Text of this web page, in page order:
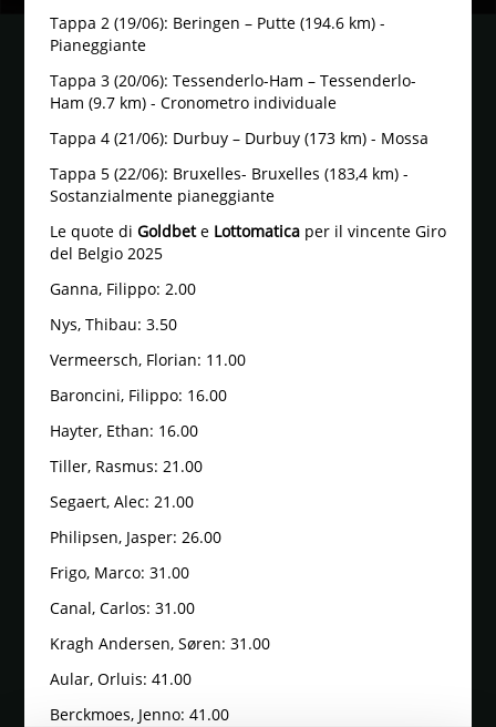
Tappa 2 (19/06): Beringen – Putte (194.6 km) -
Pianeggiante
Tappa 3 (20/06): Tessenderlo-Ham – Tessenderlo-
Ham (9.7 km) - Cronometro individuale
Tappa 4 (21/06): Durbuy – Durbuy (173 km) - Mossa
Tappa 5 (22/06): Bruxelles- Bruxelles (183,4 km) -
Sostanzialmente pianeggiante
Le quote di GoldbeteLottomatica per il vincente Giro
del Belgio 2025
Ganna, Filippo: 2.00
Nys, Thibau: 3.50
Vermeersch, Florian: 11.00
Baroncini, Filippo: 16.00
Hayter, Ethan: 16.00
Tiller, Rasmus: 21.00
Segaert, Alec: 21.00
Philipsen, Jasper: 26.00
Frigo, Marco: 31.00
Canal, Carlos: 31.00
Kragh Andersen, Søren: 31.00
Aular, Orluis: 41.00
Berckmoes, Jenno: 41.00